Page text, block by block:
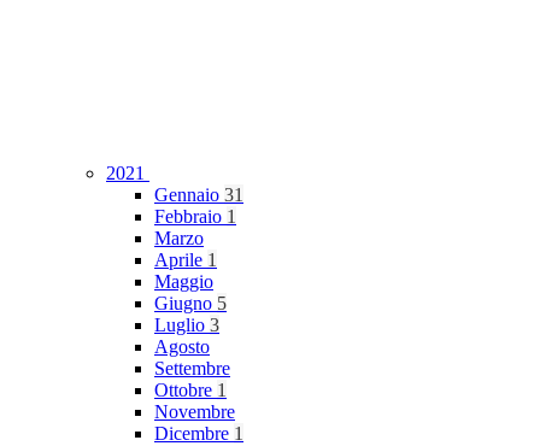
2021
Gennaio 31
Febbraio 1
Marzo
Aprile 1
Maggio
Giugno 5
Luglio 3
Agosto
Settembre
Ottobre 1
Novembre
Dicembre 1